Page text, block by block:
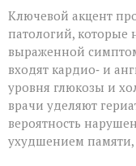
Ключевой акцент
патологий, которые
выраженной
входят кардио‑ и
уровня глюкозы и
врачи уделяют
вероятность
ухудшением памяти,